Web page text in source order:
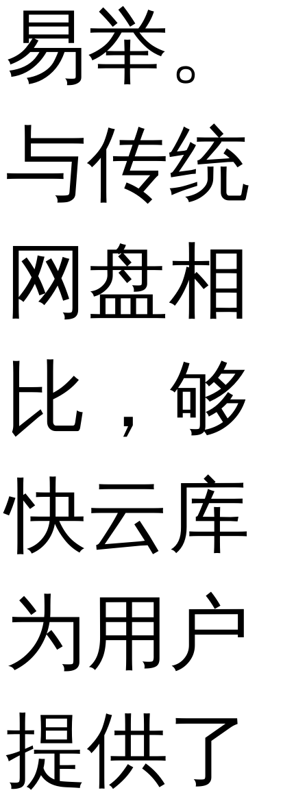
易举。
与传统
网盘相
比，够
快云库
为用户
提供了